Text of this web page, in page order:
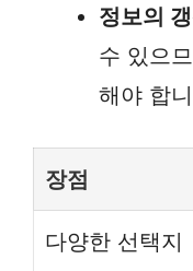
정보의
수 있으
해야 합
장점
다양한 선택지